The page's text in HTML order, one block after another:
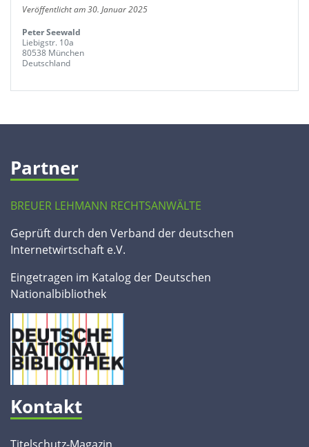
Veröffentlicht am 30. Januar 2025
Peter Seewald
Liebigstr. 10a
80538 München
Deutschland
Partner
BREUER LEHMANN RECHTSANWÄLTE
Geprüft durch den Verband der deutschen
Internetwirtschaft e.V.
Eingetragen im Katalog der Deutschen
Nationalbibliothek
Kontakt